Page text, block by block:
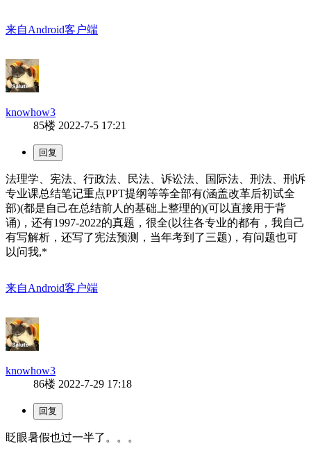
来自Android客户端
knowhow3
85楼 2022-7-5 17:21
法理学、宪法、行政法、民法、诉讼法、国际法、刑法、刑诉
专业课总结笔记重点PPT提纲等等全部有(涵盖改革后初试全
部)(都是自己在总结前人的基础上整理的)(可以直接用于背
诵)，还有1997-2022的真题，很全(以往各专业的都有，我自己
有写解析，还写了宪法预测，当年考到了三题)，有问题也可
以问我,*
来自Android客户端
knowhow3
86楼 2022-7-29 17:18
眨眼暑假也过一半了。。。